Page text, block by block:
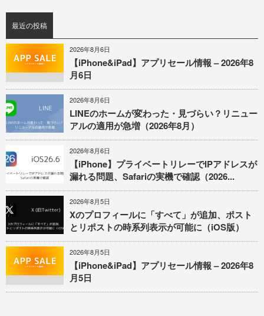
最近の投稿
2026年8月6日
【iPhone&iPad】アプリセール情報 – 2026年8
月6日
2026年8月6日
LINEのホームが変わった・見づらい？リニュー
アルの適用が急増（2026年8月）
2026年8月6日
【iPhone】プライベートリレーでIPアドレスが
漏れる問題、Safariの実機で確認（2026...
2026年8月5日
Xのプロフィールに「すべて」が追加、ポスト
とリポストの時系列表示が可能に（iOS版）
2026年8月5日
【iPhone&iPad】アプリセール情報 – 2026年8
月5日